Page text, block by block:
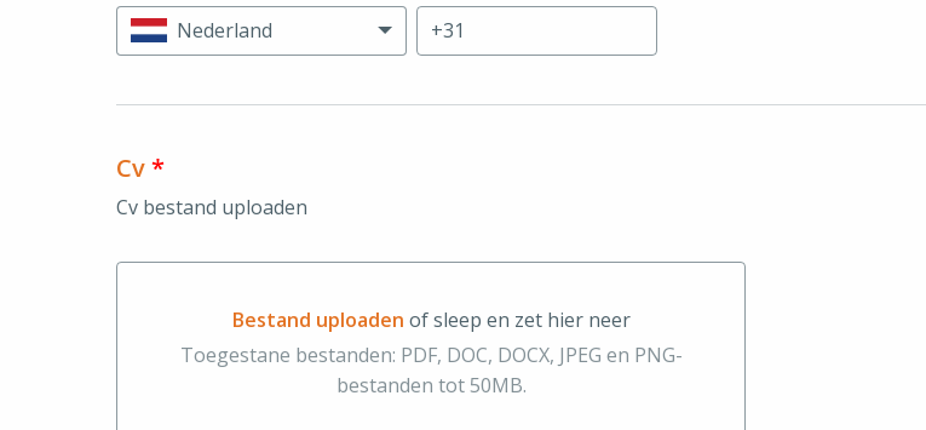
Nederland
Cv*
Cv bestand uploaden
Bestand uploaden of sleep en zet hier neer
Bestand uploaden of sleep en zet hier neer
Toegestane bestanden: PDF, DOC, DOCX, JPEG en PNG-
bestanden tot 50MB.